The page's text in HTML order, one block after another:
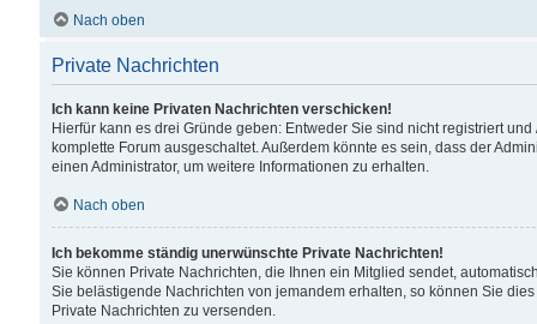
Nach oben
Private Nachrichten
Ich kann keine Privaten Nachrichten verschicken!
Hierfür kann es drei Gründe geben: Entweder Sie sind nicht registriert
komplette Forum ausgeschaltet. Außerdem könnte es sein, dass der
einen Administrator, um weitere Informationen zu erhalten.
Nach oben
Ich bekomme ständig unerwünschte Private Nachrichten!
Sie können Private Nachrichten, die Ihnen ein Mitglied sendet,
Sie belästigende Nachrichten von jemandem erhalten, so können Sie
Private Nachrichten zu versenden.